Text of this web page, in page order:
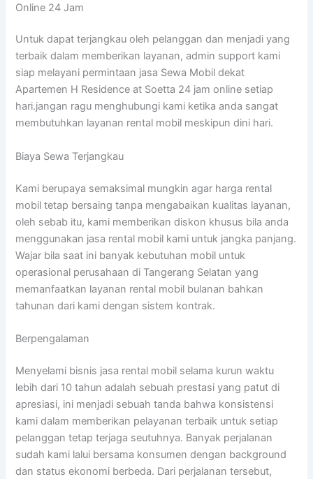
Online 24 Jam
Untuk dapat terjangkau oleh pelanggan dan menjadi yang
terbaik dalam memberikan layanan, admin support kami
siap melayani permintaan jasa Sewa Mobil dekat
Apartemen H Residence at Soetta 24 jam online setiap
hari.jangan ragu menghubungi kami ketika anda sangat
membutuhkan layanan rental mobil meskipun dini hari.
Biaya Sewa Terjangkau
Kami berupaya semaksimal mungkin agar harga rental
mobil tetap bersaing tanpa mengabaikan kualitas layanan,
oleh sebab itu, kami memberikan diskon khusus bila anda
menggunakan jasa rental mobil kami untuk jangka panjang.
Wajar bila saat ini banyak kebutuhan mobil untuk
operasional perusahaan di Tangerang Selatan yang
memanfaatkan layanan rental mobil bulanan bahkan
tahunan dari kami dengan sistem kontrak.
Berpengalaman
Menyelami bisnis jasa rental mobil selama kurun waktu
lebih dari 10 tahun adalah sebuah prestasi yang patut di
apresiasi, ini menjadi sebuah tanda bahwa konsistensi
kami dalam memberikan pelayanan terbaik untuk setiap
pelanggan tetap terjaga seutuhnya. Banyak perjalanan
sudah kami lalui bersama konsumen dengan background
dan status ekonomi berbeda. Dari perjalanan tersebut,